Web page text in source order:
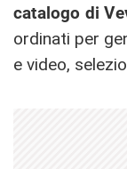
catalogo di
ordinati per
e video,